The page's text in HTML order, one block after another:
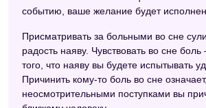
событию, ваше желание будет
Присматривать за больными во сне
радость наяву. Чувствовать во сне
того, что наяву вы будете испытывать
Причинить кому-то боль во сне
неосмотрительными поступками вы